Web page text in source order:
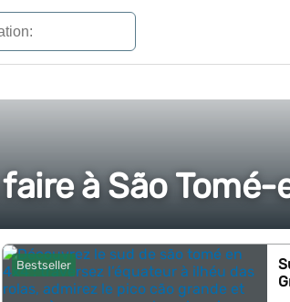
à São
Bestseller